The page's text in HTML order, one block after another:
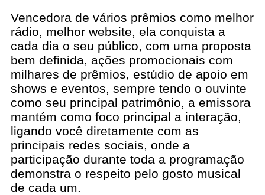
Vencedora de vários prêmios como melhor
rádio, melhor website, ela conquista a
cada dia o seu público, com uma proposta
bem definida, ações promocionais com
milhares de prêmios, estúdio de apoio em
shows e eventos, sempre tendo o ouvinte
como seu principal patrimônio, a emissora
mantém como foco principal a interação,
ligando você diretamente com as
principais redes sociais, onde a
participação durante toda a programação
demonstra o respeito pelo gosto musical
de cada um.